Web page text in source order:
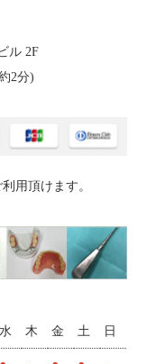
ル 2F
2分)
用頂けます。
水 木 金 土 日